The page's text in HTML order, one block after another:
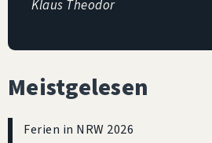
Klaus Theodor
Meistgelesen
Ferien in NRW 2026